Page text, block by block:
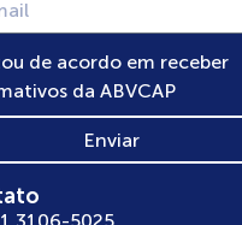
de acordo em receber
da ABVCAP
Enviar